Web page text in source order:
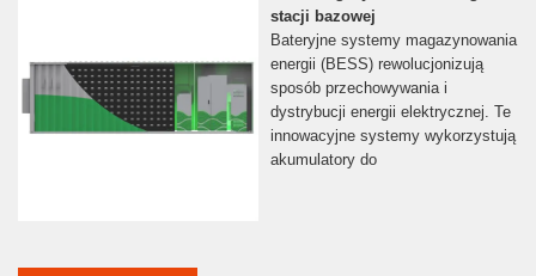
stacji bazowej
Bateryjne systemy magazynowania
energii (BESS) rewolucjonizują
sposób przechowywania i
dystrybucji energii elektrycznej. Te
innowacyjne systemy wykorzystują
akumulatory do